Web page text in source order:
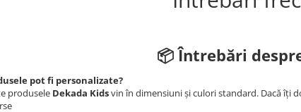
📦 Întrebări
pot fi personalizate?
produsele Dekada Kidsvin în dimensiuni și culori standard. Dacă îți